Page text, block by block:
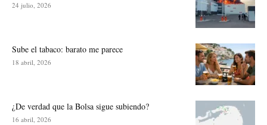
24 julio, 2026
Sube el tabaco: barato me parece
18 abril, 2026
¿De verdad que la Bolsa sigue subiendo?
16 abril, 2026